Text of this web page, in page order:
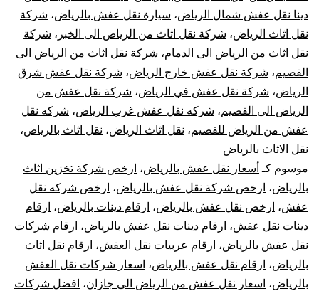
فك
تركيب
تغليف
ضمان
دينا نقل عفش شمال الرياض، سيارة نقل عفش بالرياض، شركة
نقل اثاث الرياض، شركة نقل اثاث من الرياض الى الخبر ، شركة
نقل اثاث من الرياض الى الدمام، شركة نقل اثاث من الرياض الى
القصيم، شركة نقل عفش خارج الرياض، شركة نقل عفش شرق
الرياض، شركة نقل عفش في الرياض، شركة نقل عفش من
الرياض الى القصيم، شركه نقل عفش غرب الرياض، شركه نقل
عفش من الرياض للقصيم، نقل اثاث الرياض، نقل اثاث بالرياض،
نقل الاثاث بالرياض
موسوم كـ أسعار نقل عفش بالرياض، ارخص شركة تخزين اثاث
بالرياض، ارخص شركة نقل عفش بالرياض، ارخص شركه نقل
عفش، ارخص نقل عفش بالرياض، ارقام دينات بالرياض، ارقام
دينات نقل عفش، ارقام دينات نقل عفش بالرياض، ارقام شركات
نقل عفش بالرياض، ارقام عربيات نقل العفش، ارقام نقل اثاث
بالرياض، ارقام نقل عفش بالرياض، اسعار شركات نقل العفش
بالرياض، اسعار نقل عفش من الرياض الى جازان، افضل شركات